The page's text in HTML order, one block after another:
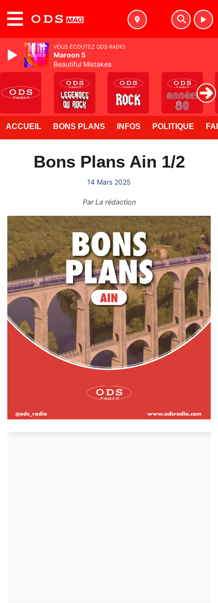
ACCUEIL BONS PLANS INFOS POLITIQUE
Bons Plans Ain 1/2
14 Mars 2025
ParLa rédaction
VOUS ÉCOUTEZ ODS RADIO
Maroon 5
Beautiful Mistakes